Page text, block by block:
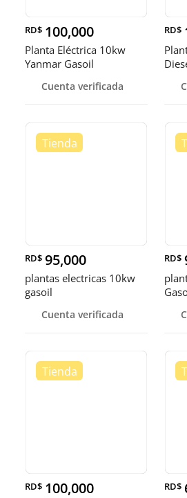
RD$ 100,000
Planta Eléctrica 10kw
Yanmar Gasoil
Cuenta verificada
RD$
RD$ 95,000
plantas electricas 10kw
gasoil
Cuenta verificada
RD$
RD$ 100,000 RD$